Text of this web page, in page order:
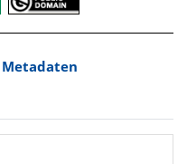
Metadaten